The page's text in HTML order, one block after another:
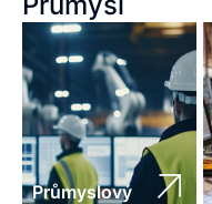
Průmyslový